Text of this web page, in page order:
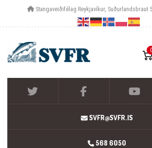
Stangaveiðifélag Reykjavíkur, Suðurlandsbraut
SVFR@SVFR.IS
568 6050